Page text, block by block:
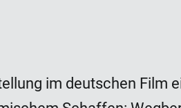
im deutschen Film